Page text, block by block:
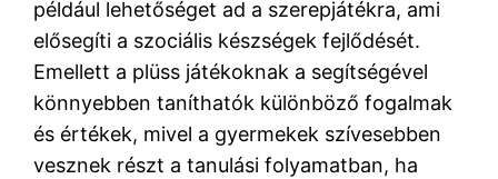
például lehetőséget ad a szerepjátékra, ami
elősegíti a szociális készségek fejlődését.
Emellett a plüss játékoknak a segítségével
könnyebben taníthatók különböző fogalmak
és értékek, mivel a gyermekek szívesebben
vesznek részt a tanulási folyamatban, ha